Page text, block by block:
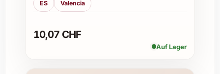
Für wie lange ist der Wein lagerfähig?
optimalen Lagerbedingungen bis zu 8
ES Valencia
10,07 CHF
Auf Lager